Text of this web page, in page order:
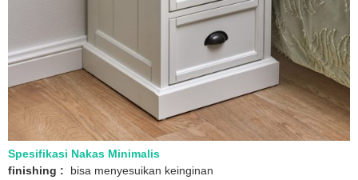
Spesifikasi Nakas Minimalis
finishing : bisa menyesuikan keinginan